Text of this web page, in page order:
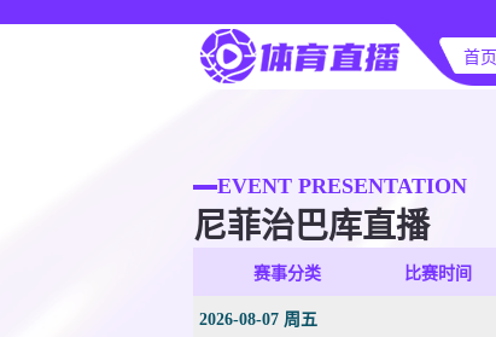
首页
EVENT PRESENTATION
尼菲治巴库直播
赛事分类 比赛时间
2026-08-07 周五